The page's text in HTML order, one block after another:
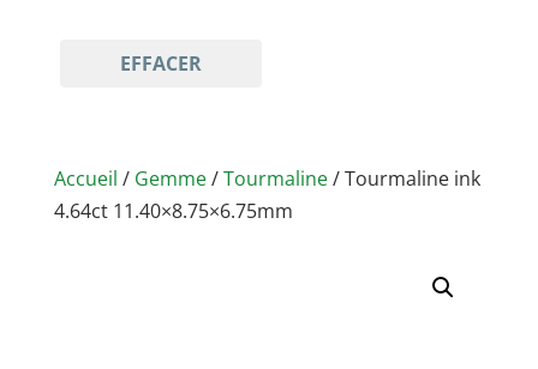
Accueil / Gemme/Tourmaline/ Tourmaline ink
4.64ct 11.40×8.75×6.75mm
EFFACER